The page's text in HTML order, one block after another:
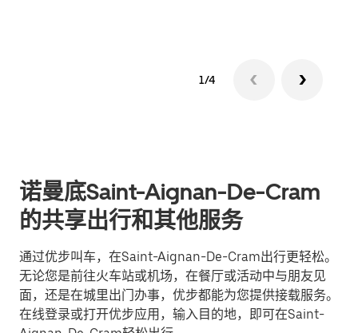
1/4
诺曼底Saint-Aignan-De-Cram
的共享出行和其他服务
通过优步叫车，在Saint-Aignan-De-Cram出行更轻松。
无论您是前往火车站或机场，在餐厅或活动中与朋友见
面，还是在城里出门办事，优步都能为您提供接载服务。
在线登录或打开优步应用，输入目的地，即可在Saint-